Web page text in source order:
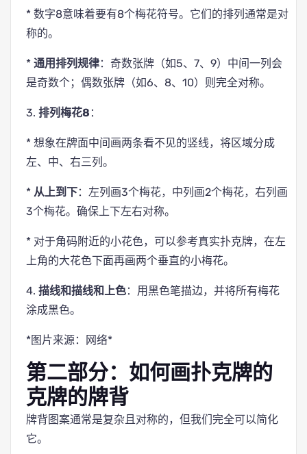
* 数字8意味着要有8个梅花符号。它们的排列通常是对
称的。
* 通用排列规律：奇数张牌（如5、7、9）中间一列会
是奇数个；偶数张牌（如6、8、10）则完全对称。
3. 排列梅花8 ：
* 想象在牌面中间画两条看不见的竖线，将区域分成
左、中、右三列。
* 从上到下：左列画3个梅花，中列画2个梅花，右列画
3个梅花。确保上下左右对称。
* 对于角码附近的小花色，可以参考真实扑克牌，在左
上角的大花色下面再画两个垂直的小梅花。
4. 描线和描线和上色：用黑色笔描边，并将所有梅花
涂成黑色。
*图片来源：网络*
第二部分：如何画扑克牌的
克牌的牌背
牌背图案通常是复杂且对称的，但我们完全可以简化
它。